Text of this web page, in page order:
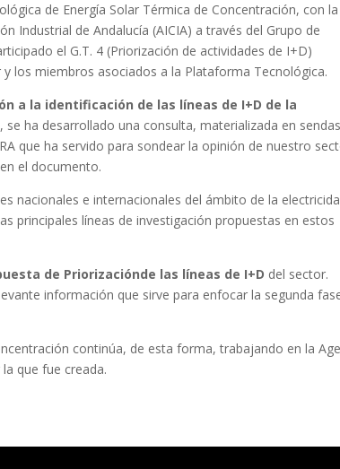
de Energía Solar Térmica de Concentración, con la
Industrial de Andalucía (AICIA) a través del Grupo de
el G.T. 4 (Priorización de actividades de I+D)
los miembros asociados a la Plataforma Tecnológica.
a la identificación de las líneas de I+D de la
ha desarrollado una consulta, materializada en sendas
que ha servido para sondear la opinión de nuestro
el documento.
nacionales e internacionales del ámbito de la
principales líneas de investigación propuestas en estos
de Priorizaciónde las líneas de I+D del sector.
información que sirve para enfocar la segunda
continúa, de esta forma, trabajando en la
que fue creada.